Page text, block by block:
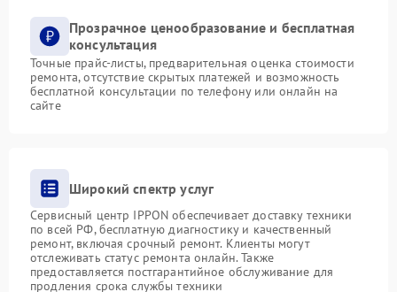
Прозрачное ценообразование и бесплатная
консультация
Точные прайс-листы, предварительная оценка стоимости
ремонта, отсутствие скрытых платежей и возможность
бесплатной консультации по телефону или онлайн на
сайте
Широкий спектр услуг
Сервисный центр IPPON обеспечивает доставку техники
по всей РФ, бесплатную диагностику и качественный
ремонт, включая срочный ремонт. Клиенты могут
отслеживать статус ремонта онлайн. Также
предоставляется постгарантийное обслуживание для
продления срока службы техники